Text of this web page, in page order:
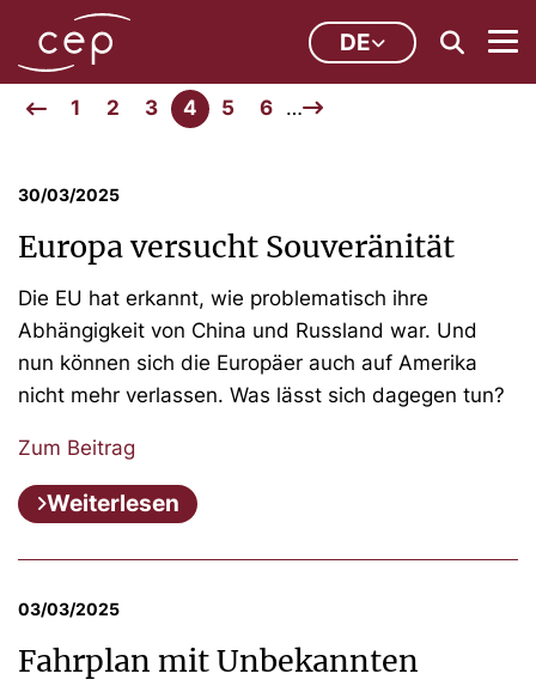
DE
1 2 3 4 5 6 …
30/03/2025
Europa versucht Souveränität
Die EU hat erkannt, wie problematisch ihre
Abhängigkeit von China und Russland war. Und
nun können sich die Europäer auch auf Amerika
nicht mehr verlassen. Was lässt sich dagegen tun?
Zum Beitrag
Weiterlesen
03/03/2025
Fahrplan mit Unbekannten